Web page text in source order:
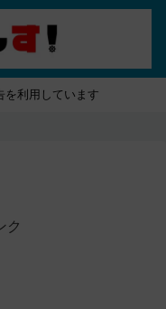
を利用しています
ク